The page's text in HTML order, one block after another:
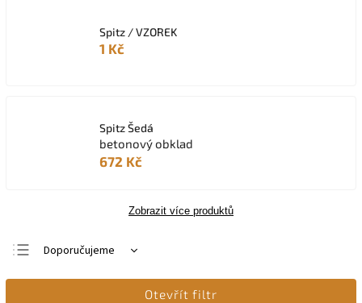
Spitz / VZOREK
1 Kč
Spitz Šedá
betonový obklad
672 Kč
Zobrazit více produktů
Doporučujeme
Nejlevnější
Otevřít filtr